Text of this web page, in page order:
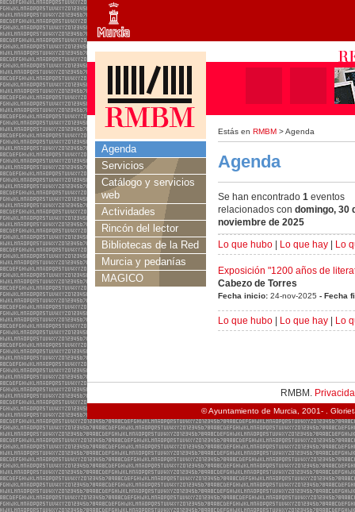
Estás en RMBM > Agenda
Agenda
Servicios
Catálogo y servicios
web
Actividades
Rincón del lector
Bibliotecas de la Red
Murcia y pedanías
MAGICO
Agenda
Se han encontrado 1 eventos
relacionados con domingo, 30
noviembre de 2025
Lo que hubo
Lo que hay Lo
Exposición "1200 años de
Cabezo de Torres
Fecha inicio: 24-nov-2025 - Fecha
Lo que hubo Lo que hay Lo
RMBM.
© Ayuntamiento de Murcia, 2001- .